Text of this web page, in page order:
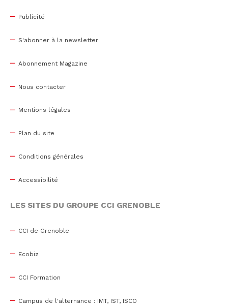
Publicité
S'abonner à la newsletter
Abonnement Magazine
Nous contacter
Mentions légales
Plan du site
Conditions générales
Accessibilité
LES SITES DU GROUPE CCI GRENOBLE
CCI de Grenoble
Ecobiz
CCI Formation
Campus de l'alternance : IMT, IST, ISCO